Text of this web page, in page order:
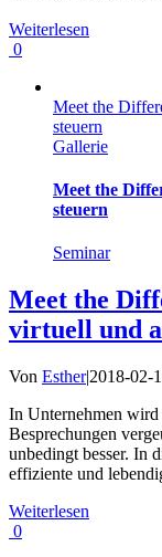
Weiterlesen
0
Meet the
steuern
Gallerie
Meet the
steuern
Seminar
Meet the
virtuell und
Von Esther|2018-02-
In Unternehmen wird
Besprechungen
unbedingt besser. In
effiziente und
Weiterlesen
0